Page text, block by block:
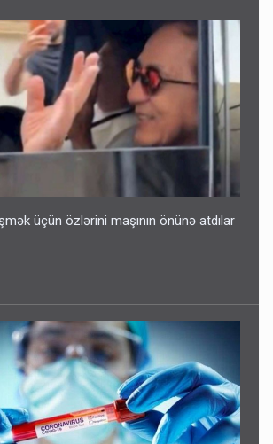
üçün özlərini maşının önünə atdılar